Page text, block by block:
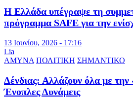
Η Ελλάδα υπέγραψε τη
πρόγραμμα SAFE για την
13 Ιουνίου, 2026 - 17:16
Lia
ΑΜΥΝΑ ΠΟΛΙΤΙΚΗ ΣΗΜΑΝΤΙΚΟ
Δένδιας: Αλλάζουν όλα με την
Ένοπλες Δυνάμεις